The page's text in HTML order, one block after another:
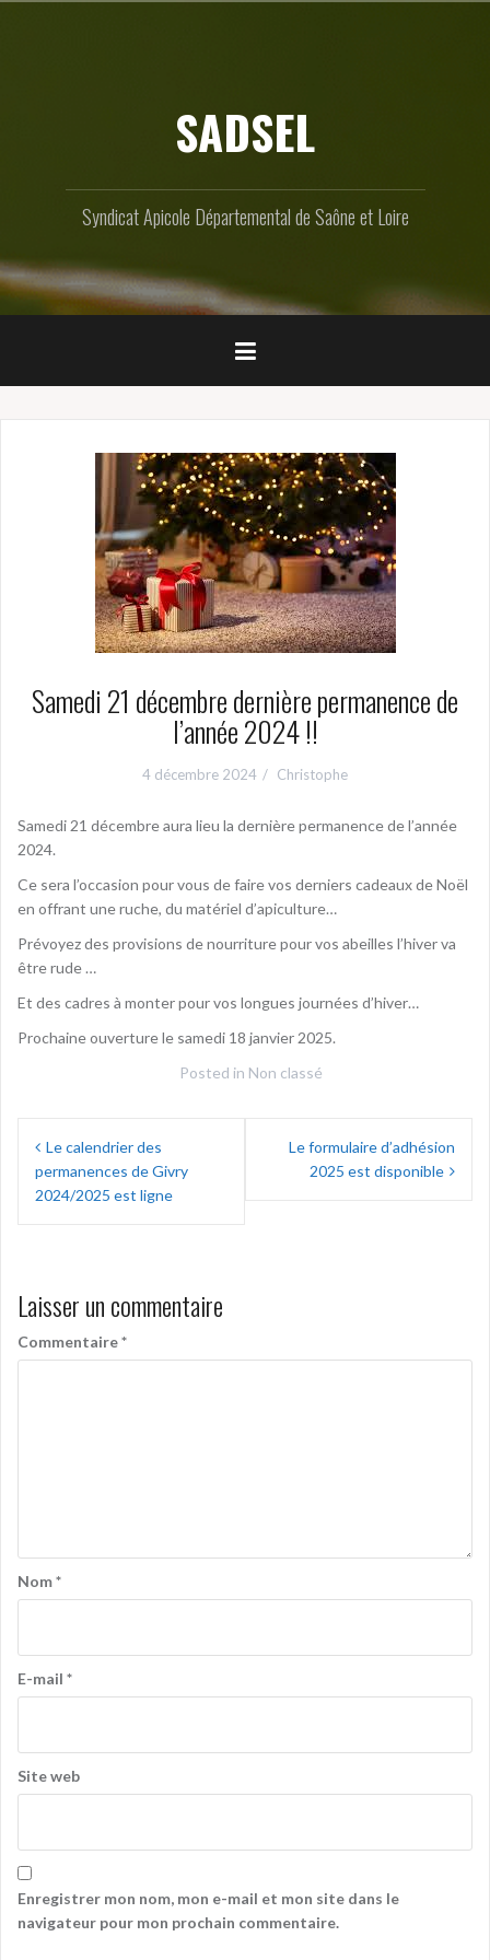
SADSEL
Syndicat Apicole Départemental de Saône et Loire
Samedi 21 décembre dernière permanence de
l’année 2024 !!
4 décembre 2024 Christophe
Samedi 21 décembre aura lieu la dernière permanence de l’année
2024.
Ce sera l’occasion pour vous de faire vos derniers cadeaux de Noël
en offrant une ruche, du matériel d’apiculture…
Prévoyez des provisions de nourriture pour vos abeilles l’hiver va
être rude …
Et des cadres à monter pour vos longues journées d’hiver…
Prochaine ouverture le samedi 18 janvier 2025.
Posted in Non classé
Navigation
de
l’article
Le calendrier des
permanences de Givry
2024/2025 est ligne
Le formulaire d’adhésion
2025 est disponible
Laisser un commentaire
Commentaire*
Nom*
E-mail *
Site web
Enregistrer mon nom, mon e-mail et mon site dans le
navigateur pour mon prochain commentaire.